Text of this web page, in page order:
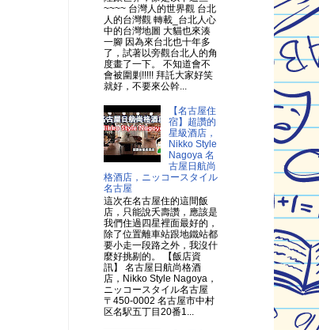
~~~~ 台灣人的世界觀 台北
人的台灣觀 轉載_台北人心
中的台灣地圖 大貓也來湊
一腳 因為來台北也十年多
了，試著以旁觀台北人的角
度畫了一下。 不知道會不
會被圍剿!!!!! 拜託大家好笑
就好，不要來公幹...
【名古屋住
宿】超讚的
星級酒店，
Nikko Style
Nagoya 名
古屋日航尚
格酒店，ニッコースタイル
名古屋
這次在名古屋住的這間飯
店，只能說夭壽讚，應該是
我們住過四星裡面最好的，
除了位置離車站跟地鐵站都
要小走一段路之外，我沒什
麼好挑剔的。 【飯店資
訊】 名古屋日航尚格酒
店，Nikko Style Nagoya，
ニッコースタイル名古屋
〒450-0002 名古屋市中村
区名駅五丁目20番1...